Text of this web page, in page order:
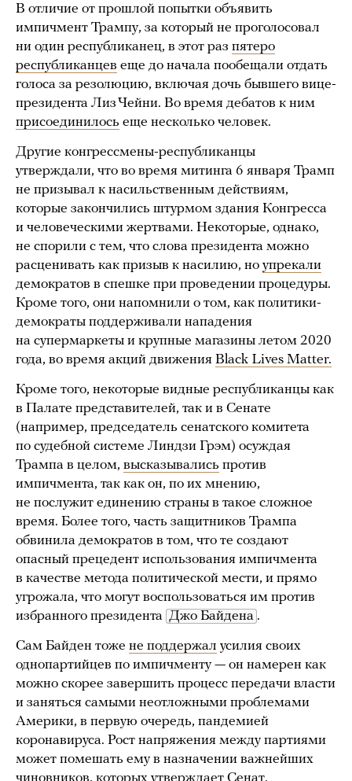
В отличие от прошлой попытки объявить
импичмент Трампу, за который не проголосовал
ни один республиканец, в этот раз пятеро
республиканцев еще до начала пообещали отдать
голоса за резолюцию, включая дочь бывшего вице-
президента Лиз Чейни. Во время дебатов к ним
присоединилось еще несколько человек.
Другие конгрессмены-республиканцы
утверждали, что во время митинга 6 января Трамп
не призывал к насильственным действиям,
которые закончились штурмом здания Конгресса
и человеческими жертвами. Некоторые, однако,
не спорили с тем, что слова президента можно
расценивать как призыв к насилию, но упрекали
демократов в спешке при проведении процедуры.
Кроме того, они напомнили о том, как политики-
демократы поддерживали нападения
на супермаркеты и крупные магазины летом 2020
года, во время акций движения Black Lives Matter.
Кроме того, некоторые видные республиканцы как
в Палате представителей, так и в Сенате
(например, председатель сенатского комитета
по судебной системе Линдзи Грэм) осуждая
Трампа в целом, высказывались против
импичмента, так как он, по их мнению,
не послужит единению страны в такое сложное
время. Более того, часть защитников Трампа
обвинила демократов в том, что те создают
опасный прецедент использования импичмента
в качестве метода политической мести, и прямо
угрожала, что могут воспользоваться им против
избранного президента Джо Байдена .
Сам Байден тоже не поддержал усилия своих
однопартийцев по импичменту — он намерен как
можно скорее завершить процесс передачи власти
и заняться самыми неотложными проблемами
Америки, в первую очередь, пандемией
коронавируса. Рост напряжения между партиями
может помешать ему в назначении важнейших